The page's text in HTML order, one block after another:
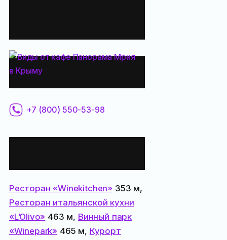
Контактная
информация:
+7 (800) 550-53-98
Ресторан «Winekitchen» 353 м,
Ресторан итальянской кухни
«L’Olivo» 463 м, Винный парк
«Winepark» 465 м, Курорт